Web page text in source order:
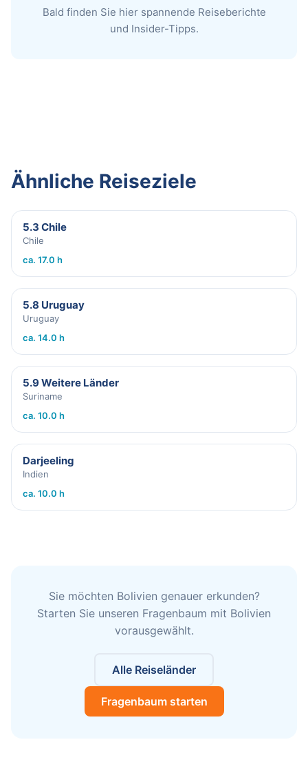
Bald finden Sie hier spannende Reiseberichte
und Insider-Tipps.
Ähnliche Reiseziele
5.3 Chile
Chile
ca. 17.0 h
5.8 Uruguay
Uruguay
ca. 14.0 h
5.9 Weitere Länder
Suriname
ca. 10.0 h
Darjeeling
Indien
ca. 10.0 h
Sie möchten Bolivien genauer erkunden?
Starten Sie unseren Fragenbaum mit Bolivien
vorausgewählt.
Alle Reiseländer
Fragenbaum starten